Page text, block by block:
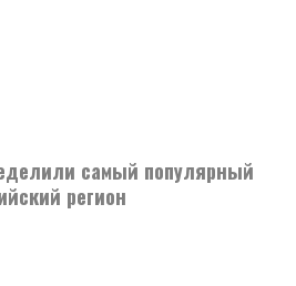
самый популярный
регион